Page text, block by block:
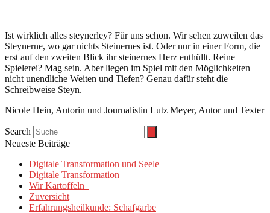
Ist wirklich alles steynerley? Für uns schon. Wir sehen zuweilen das
Steynerne, wo gar nichts Steinernes ist. Oder nur in einer Form, die
erst auf den zweiten Blick ihr steinernes Herz enthüllt. Reine
Spielerei? Mag sein. Aber liegen im Spiel mit den Möglichkeiten
nicht unendliche Weiten und Tiefen? Genau dafür steht die
Schreibweise Steyn.
Nicole Hein, Autorin und Journalistin Lutz Meyer, Autor und Texter
Search
Neueste Beiträge
Digitale Transformation und Seele
Digitale Transformation
Wir Kartoffeln
Zuversicht
Erfahrungsheilkunde: Schafgarbe